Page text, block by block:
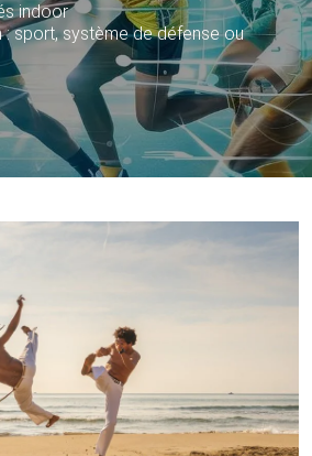
indoor
: sport, système de défense ou